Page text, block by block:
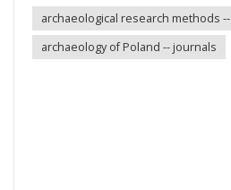
archaeological research methods
archaeology of Poland -- journals